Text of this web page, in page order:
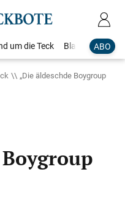
ABO
um die Teck Blaulicht
„Die äldeschde Boygroup